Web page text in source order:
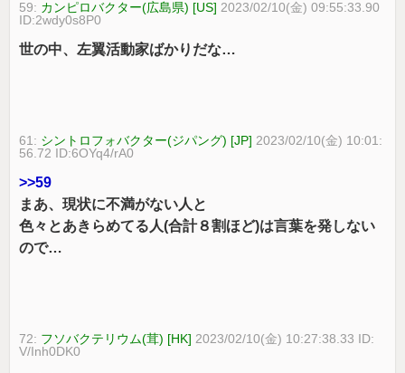
59: カンピロバクター(広島県) [US] 2023/02/10(金) 09:55:33.90
ID:2wdy0s8P0
世の中、左翼活動家ばかりだな…
61: シントロフォバクター(ジパング) [JP] 2023/02/10(金) 10:01:
56.72 ID:6OYq4/rA0
>>59
まあ、現状に不満がない人と
色々とあきらめてる人(合計８割ほど)は言葉を発しない
ので…
72: フソバクテリウム(茸) [HK] 2023/02/10(金) 10:27:38.33 ID:
V/Inh0DK0